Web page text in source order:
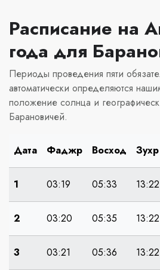
Расписание на
года для
Периоды проведения пяти
автоматически определяются
положение солнца и
Барановичей.
Дата Фаджр Восход Зухр
1 03:19 05:33 13:22
2 03:20 05:35 13:22
3 03:21 05:36 13:22